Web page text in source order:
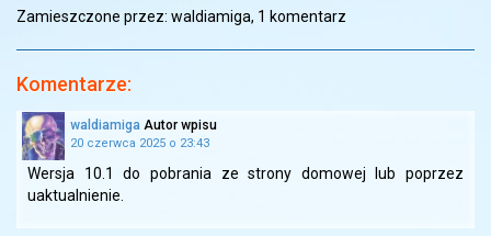
Zamieszczone przez: waldiamiga, 1 komentarz
Komentarze:
waldiamiga Autor wpisu
20 czerwca 2025 o 23:43
Wersja 10.1 do pobrania ze strony domowej lub poprzez
uaktualnienie.